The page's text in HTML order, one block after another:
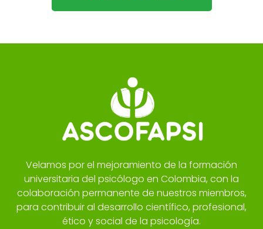
Velamos por el mejoramiento de la formación
universitaria del psicólogo en Colombia, con la
colaboración permanente de nuestros miembros,
para contribuir al desarrollo científico, profesional,
ético y social de la psicología.